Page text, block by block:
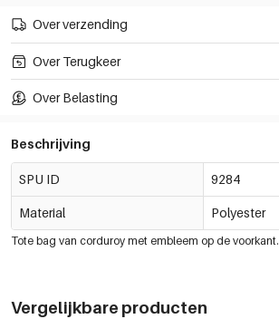
Over verzending
Over Terugkeer
Over Belasting
Beschrijving
SPU ID 9284
Material Polyester
Tote bag van corduroy met embleem op de voorkant.
Vergelijkbare producten